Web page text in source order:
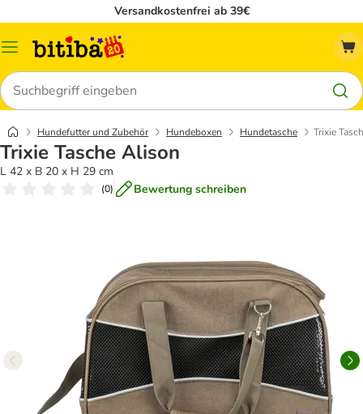
Versandkostenfrei ab 39€
Menü
Suchen
Hundefutter und Zubehör Hundeboxen Hundetasche Trixie
Trixie Tasche Alison
L 42 x B 20 x H 29 cm
(0) Bewertung schreiben